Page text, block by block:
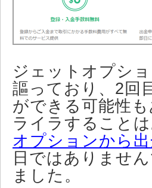
ジェットオプシ
謳っており、2回
ができる可能性
ライラすること
オプションから
日ではありませ
ました。